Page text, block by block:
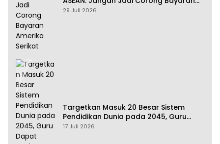
Amerika Serikat
29 Juli 2026
Targetkan Masuk 20 Besar Sistem
Pendidikan Dunia pada 2045, Guru
Dapat Tunjangan hingga 100 Persen
17 Juli 2026